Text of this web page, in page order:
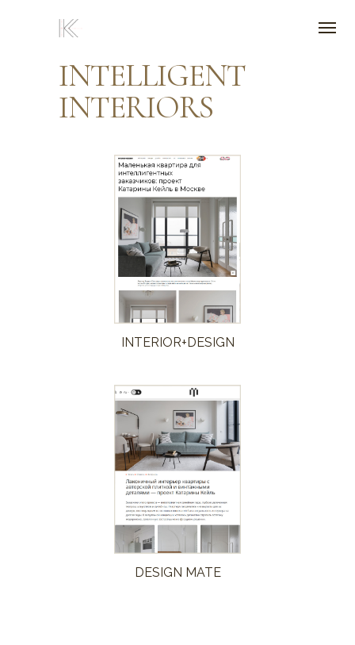
INTELLIGENT
INTERIORS
INTERIOR+DESIGN
DESIGN MATE